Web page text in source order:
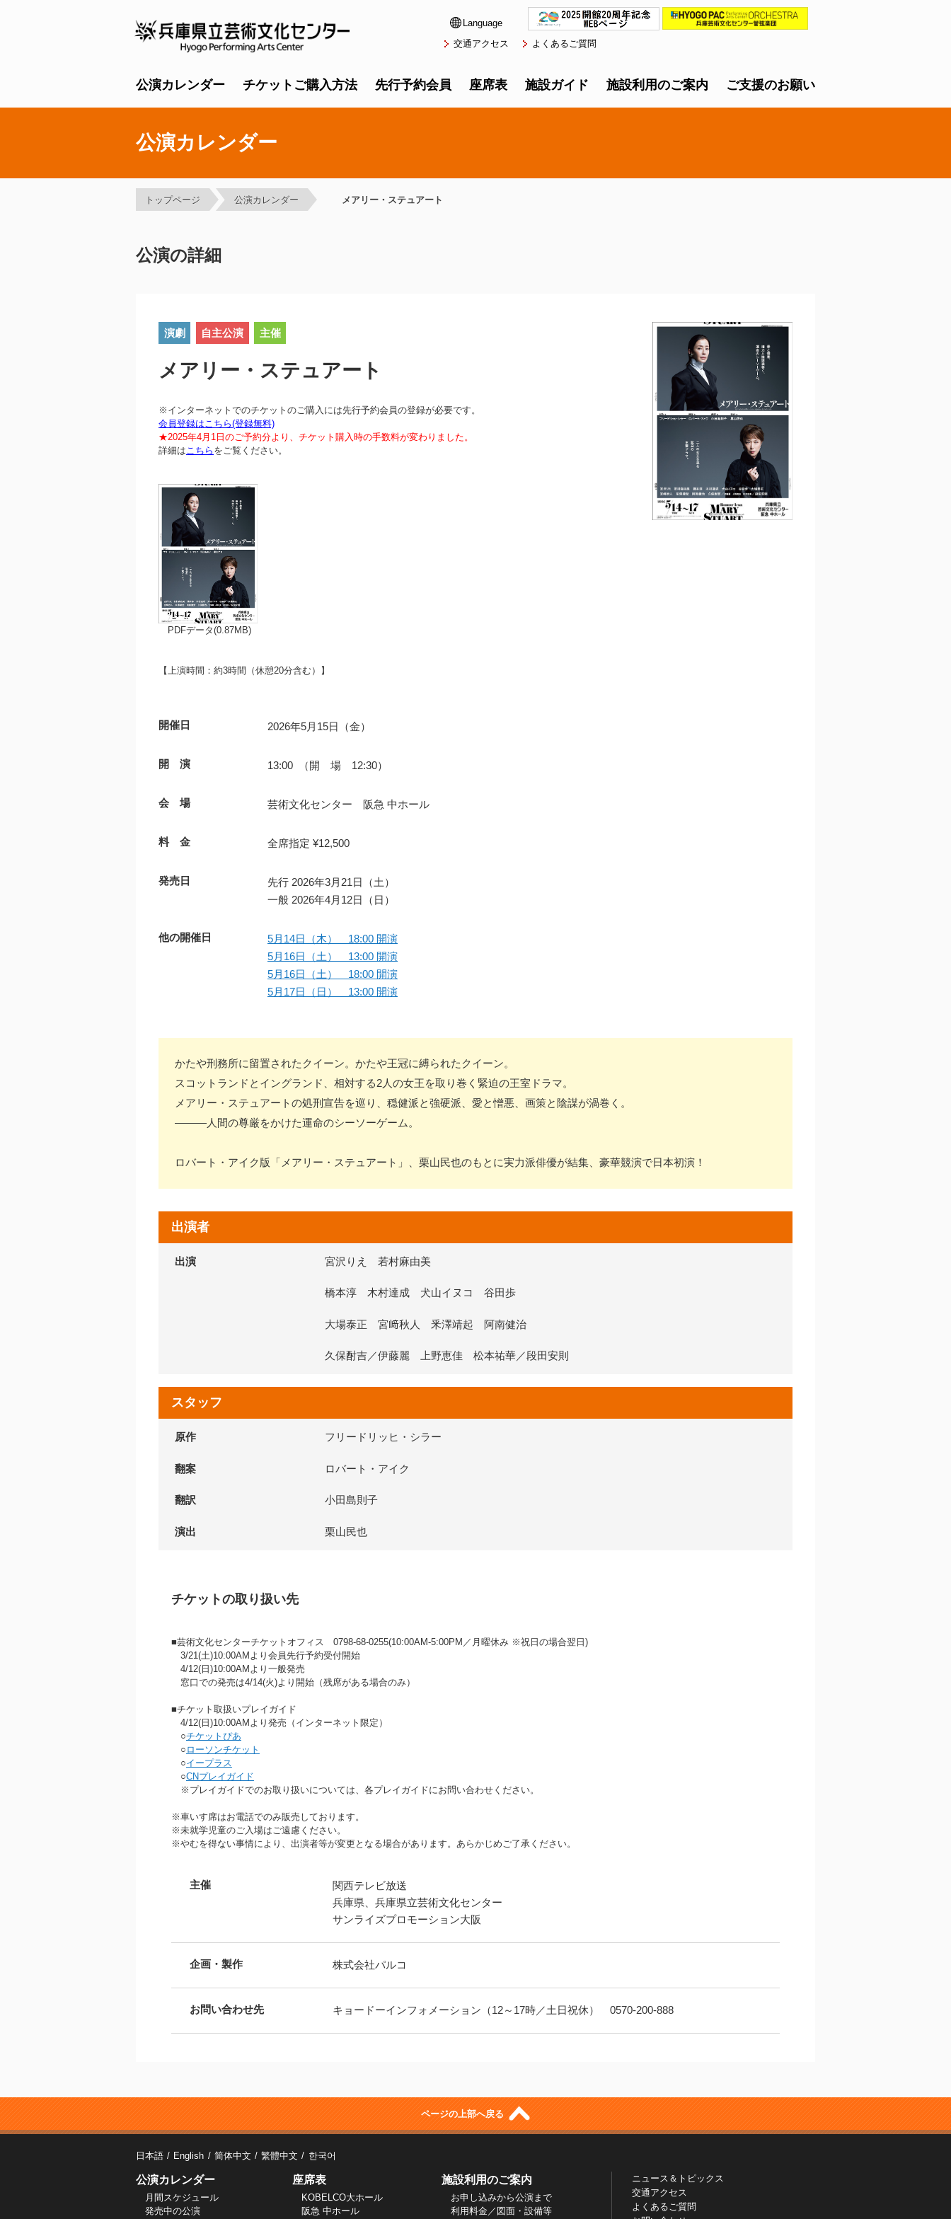
Language
交通アクセス
よくあるご質問
公演カレンダー チケットご購入方法 先行予約会員 座席表 施設ガイド 施設利用のご案内 ご支援のお願い
公演カレンダー
トップページ 公演カレンダー メアリー・ステュアート
公演の詳細
演劇 自主公演 主催
メアリー・ステュアート
※インターネットでのチケットのご購入には先行予約会員の登録が必要です。
会員登録はこちら(登録無料)
★2025年4月1日のご予約分より、チケット購入時の手数料が変わりました。
詳細は こちら をご覧ください。
PDFデータ(0.87MB)
【上演時間：約3時間（休憩20分含む）】
開催日 2026年5月15日（金）
開 演 13:00 （開 場 12:30）
会 場 芸術文化センター 阪急 中ホール
料 金 全席指定 ¥12,500
発売日
先行 2026年3月21日（土）
一般 2026年4月12日（日）
他の開催日
5月14日（木） 18:00 開演
5月16日（土） 13:00 開演
5月16日（土） 18:00 開演
5月17日（日） 13:00 開演
かたや刑務所に留置されたクイーン。かたや王冠に縛られたクイーン。
スコットランドとイングランド、相対する2人の女王を取り巻く緊迫の王室ドラマ。
メアリー・ステュアートの処刑宣告を巡り、穏健派と強硬派、愛と憎悪、画策と陰謀が渦巻く。
———人間の尊厳をかけた運命のシーソーゲーム。
ロバート・アイク版「メアリー・ステュアート」、栗山民也のもとに実力派俳優が結集、豪華競演で日本初演！
出演者
出演 宮沢りえ 若村麻由美
橋本淳 木村達成 犬山イヌコ 谷田歩
大場泰正 宮﨑秋人 釆澤靖起 阿南健治
久保酎吉／伊藤麗 上野恵佳 松本祐華／段田安則
スタッフ
原作 フリードリッヒ・シラー
翻案 ロバート・アイク
翻訳 小田島則子
演出 栗山民也
チケットの取り扱い先
■芸術文化センターチケットオフィス 0798-68-0255(10:00AM‐5:00PM／月曜休み ※祝日の場合翌日)
3/21(土)10:00AMより会員先行予約受付開始
4/12(日)10:00AMより一般発売
窓口での発売は4/14(火)より開始（残席がある場合のみ）
■チケット取扱いプレイガイド
4/12(日)10:00AMより発売（インターネット限定）
○チケットぴあ
○ ローソンチケット
○イープラス
○CNプレイガイド
※プレイガイドでのお取り扱いについては、各プレイガイドにお問い合わせください。
※車いす席はお電話でのみ販売しております。
※未就学児童のご入場はご遠慮ください。
※やむを得ない事情により、出演者等が変更となる場合があります。あらかじめご了承ください。
主催
関西テレビ放送
兵庫県、兵庫県立芸術文化センター
サンライズプロモーション大阪
企画・製作 株式会社パルコ
お問い合わせ先 キョードーインフォメーション（12～17時／土日祝休） 0570-200-888
ページの上部へ戻る
日本語 English 简体中文 繁體中文 한국어
公演カレンダー
月間スケジュール
発売中の公演
座席表
KOBELCO大ホール
阪急 中ホール
施設利用のご案内
お申し込みから公演まで
利用料金／図面・設備等
ニュース＆トピックス
交通アクセス
よくあるご質問